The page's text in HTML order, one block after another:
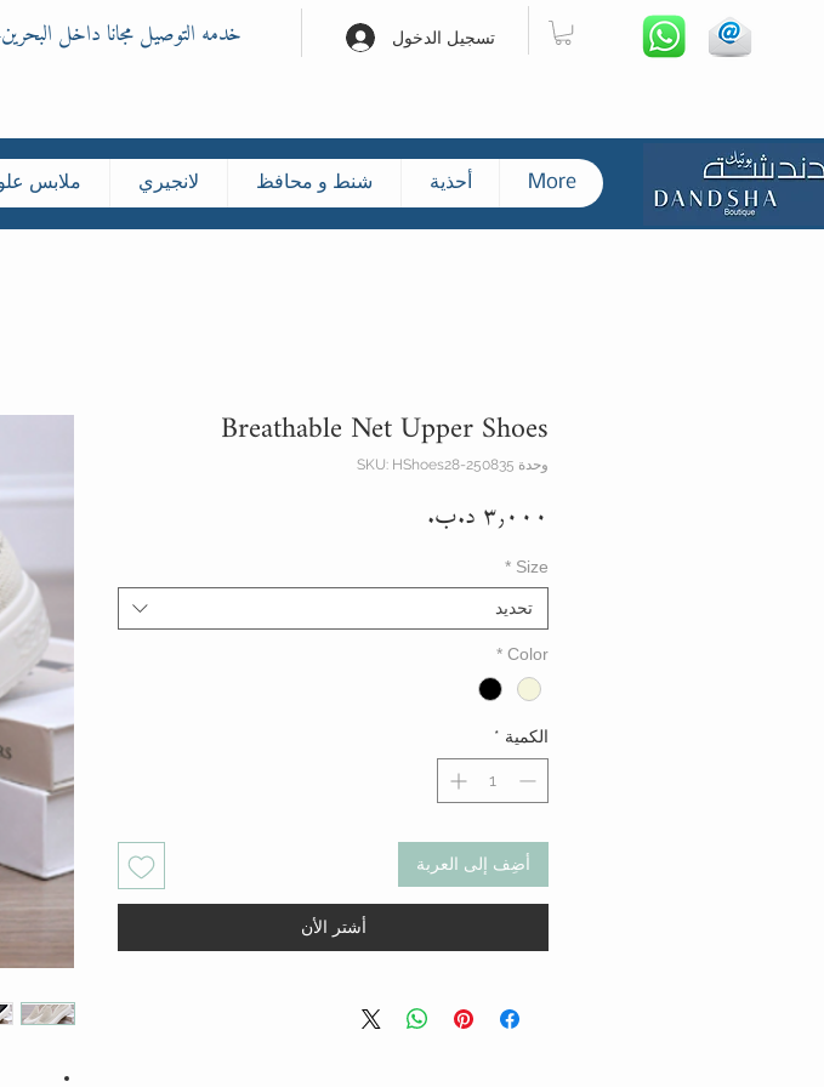
خدمه التوصيل مجانا داخل البحرين تسجيل الدخول
ملابس لانجيري شنط و محافظ أحذية More
Breathable Net Upper Shoes
وحدة SKU: HShoes28-250835
Size
*
تحديد
Color
*
الكمية *
أضِف إلى العربة
أشتر الأن